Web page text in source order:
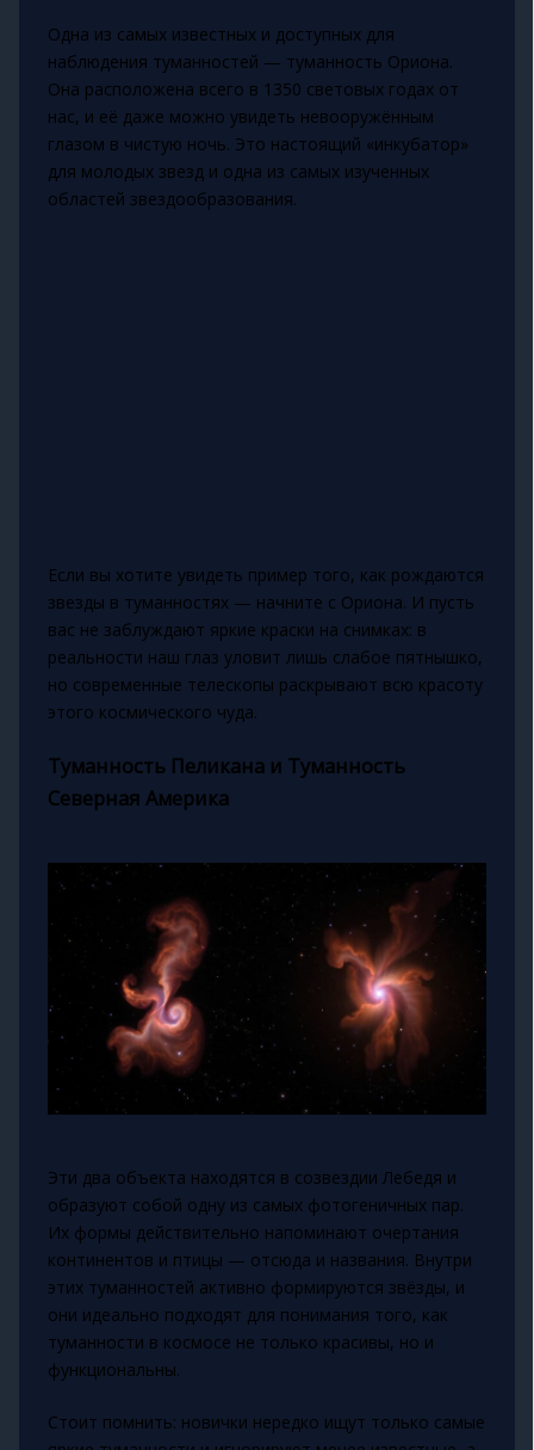
Одна из самых известных и доступных для
наблюдения туманностей — туманность Ориона.
Она расположена всего в 1350 световых годах от
нас, и её даже можно увидеть невооружённым
глазом в чистую ночь. Это настоящий «инкубатор»
для молодых звезд и одна из самых изученных
областей звездообразования.
Если вы хотите увидеть пример того, как рождаются
звезды в туманностях — начните с Ориона. И пусть
вас не заблуждают яркие краски на снимках: в
реальности наш глаз уловит лишь слабое пятнышко,
но современные телескопы раскрывают всю красоту
этого космического чуда.
Туманность Пеликана и Туманность
Северная Америка
Эти два объекта находятся в созвездии Лебедя и
образуют собой одну из самых фотогеничных пар.
Их формы действительно напоминают очертания
континентов и птицы — отсюда и названия. Внутри
этих туманностей активно формируются звёзды, и
они идеально подходят для понимания того, как
туманности в космосе не только красивы, но и
функциональны.
Стоит помнить: новички нередко ищут только самые